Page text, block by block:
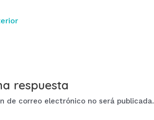
respuesta
de correo electrónico no será publicada.